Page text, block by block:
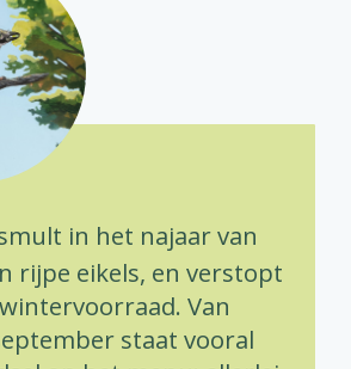
in het najaar van
rijpe eikels, en verstopt
Van
staat vooral